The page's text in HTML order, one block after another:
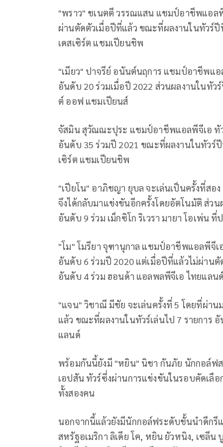
"พราว" ชเนตตี วรรณแสน แชมป์อาชีพแอลพี
ผ่านตัดตัวเมื่อปีที่แล้ว ขณะที่ผลงานในทัวร์
เดสเซิร์ต แชมเปียนชิพ
"เมียว" ปาจรีย์ อนันต์นฤการ แชมป์อาชีพแอ
อันดับ 20 ร่วมเมื่อปี 2022 ส่วนผลงานในทัว
ต์ ออฟ แชมเปียนส์
จัสมิน สุวัณณะปุระ แชมป์อาชีพแอลพีจีเอ ทัว
อันดับ 35 ร่วมปี 2021 ขณะที่ผลงานในทัวร์
เซิร์ต แชมเปียนชิพ
"เปียโน" อาภิชญา ยุบล จะเล่นเป็นครั้งที่สอ
จึงได้กลับมาแข่งขันอีกครั้งโดยอัตโนมัติ ส่ว
อันดับ 9 ร่วม เม็กซิโก ริเวรา มายา โอเพ่น
"โม" โมรียา จุฑานุกาล แชมป์อาชีพแอลพีจีเ
อันดับ 6 ร่วมปี 2020 แต่เมื่อปีที่แล้วไม่ผ่าน
อันดับ 4 ร่วม ฮอนด้า แอลพลพีจีเอ ไทยแลน
"แจน" วิชาณี มีชัย จะเล่นครั้งที่ 5 โดยที่ผ่า
แล้ว ขณะที่ผลงานในทัวร์เล่นไป 7 รายการ
แลนด์
พร้อมกันนี้ยังมี "หยิน" นิชา กันภัย นักกอล์ฟ
เอปสัน ทัวร์ซึ่งผ่านการแข่งขันในรอบคัดเลือ
ทั้งสองคน
นอกจากนี้แล้วยังมีนักกอล์ฟระดับชั้นนำดีกรี
สหรัฐอเมริกา ลิเดีย โค, หยิน ยัวหนิง, เซลีน